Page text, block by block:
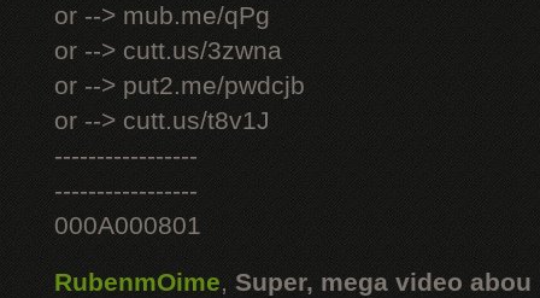
or --> mub.me/qPg
or --> cutt.us/3zwna
or --> put2.me/pwdcjb
or --> cutt.us/t8v1J
-----------------
-----------------
000A000801
RubenmOime, Super, mega video abou